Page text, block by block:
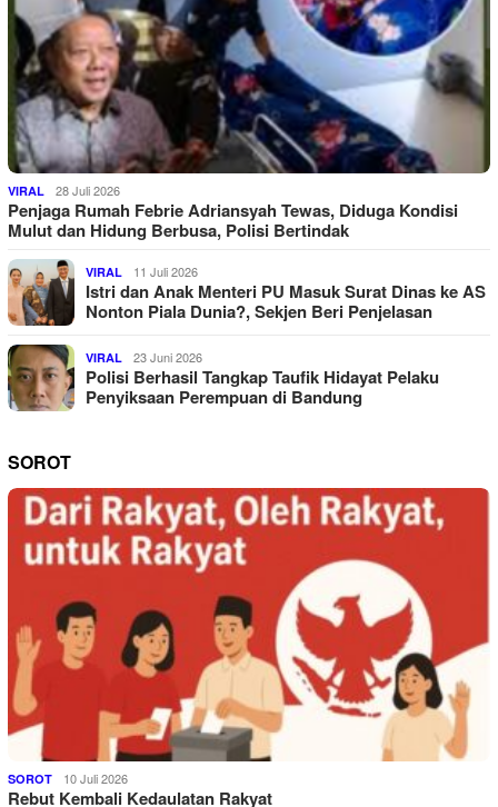
VIRAL 28 Juli 2026
Penjaga Rumah Febrie Adriansyah Tewas, Diduga Kondisi
Mulut dan Hidung Berbusa, Polisi Bertindak
VIRAL 11 Juli 2026
Istri dan Anak Menteri PU Masuk Surat Dinas ke AS
Nonton Piala Dunia?, Sekjen Beri Penjelasan
VIRAL 23 Juni 2026
Polisi Berhasil Tangkap Taufik Hidayat Pelaku
Penyiksaan Perempuan di Bandung
SOROT
SOROT 10 Juli 2026
Rebut Kembali Kedaulatan Rakyat